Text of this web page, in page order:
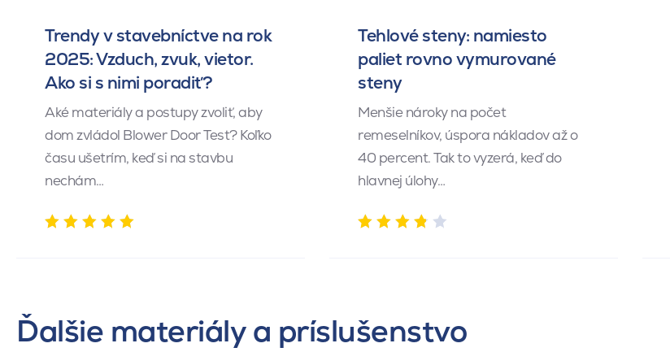
Trendy v stavebníctve na rok
2025: Vzduch, zvuk, vietor.
Ako si s nimi poradiť?
Aké materiály a postupy zvoliť, aby
dom zvládol Blower Door Test? Koľko
času ušetrím, keď si na stavbu
nechám…
Tehlové steny: namiesto
paliet rovno vymurované
steny
Menšie nároky na počet
remeselníkov, úspora nákladov až o
40 percent. Tak to vyzerá, keď do
hlavnej úlohy…
Ďalšie materiály a príslušenstvo